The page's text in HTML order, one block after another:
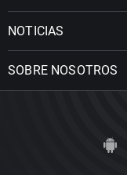
NOTICIAS
SOBRE NOSOTROS